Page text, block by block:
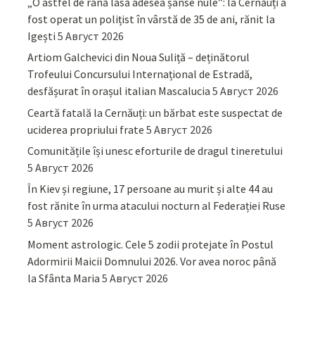
fost operat un polițist în vârstă de 35 de ani, rănit la
Igești 5 Август 2026
Artiom Galchevici din Noua Suliță – deținătorul
Trofeului Concursului Internațional de Estradă,
desfășurat în orașul italian Mascalucia 5 Август 2026
Ceartă fatală la Cernăuți: un bărbat este suspectat de
uciderea propriului frate 5 Август 2026
Comunitățile își unesc eforturile de dragul tineretului
5 Август 2026
În Kiev și regiune, 17 persoane au murit și alte 44 au
fost rănite în urma atacului nocturn al Federației Ruse
5 Август 2026
Moment astrologic. Cele 5 zodii protejate în Postul
Adormirii Maicii Domnului 2026. Vor avea noroc până
la Sfânta Maria 5 Август 2026